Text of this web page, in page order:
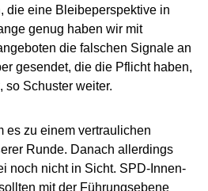
die eine Bleibeperspektive in
genug haben wir mit
die falschen Signale an
gesendet, die die Pflicht haben,
so Schuster weiter.
es zu einem vertraulichen
Runde. Danach allerdings
noch nicht in Sicht. SPD-Innen-
mit der Führungsebene